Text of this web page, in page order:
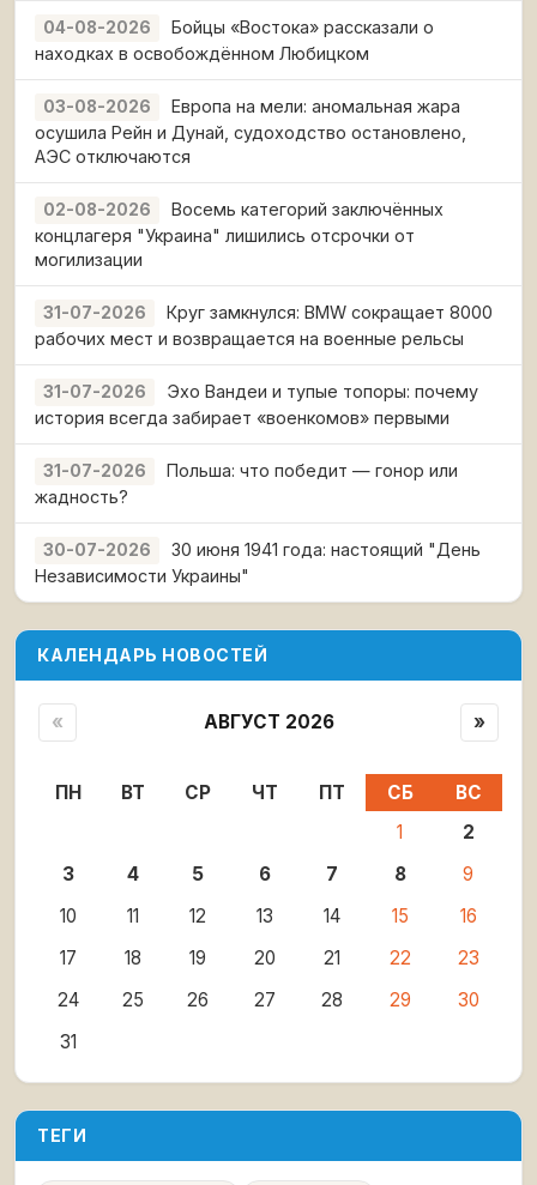
04-08-2026
Бойцы «Востока» рассказали о
находках в освобождённом Любицком
03-08-2026
Европа на мели: аномальная жара
осушила Рейн и Дунай, судоходство остановлено,
АЭС отключаются
02-08-2026
Восемь категорий заключённых
концлагеря "Украина" лишились отсрочки от
могилизации
31-07-2026
Круг замкнулся: BMW сокращает 8000
рабочих мест и возвращается на военные рельсы
31-07-2026
Эхо Вандеи и тупые топоры: почему
история всегда забирает «военкомов» первыми
31-07-2026
Польша: что победит — гонор или
жадность?
30-07-2026
30 июня 1941 года: настоящий "День
Независимости Украины"
КАЛЕНДАРЬ НОВОСТЕЙ
« АВГУСТ 2026 »
ПН ВТ СР ЧТ ПТ СБ
ВС
1
2
3
4 5 6 7 8
9
10
11 12 13 14 15
16
17
18 19 20 21 22
23
24
25 26 27 28 29
30
31
ТЕГИ